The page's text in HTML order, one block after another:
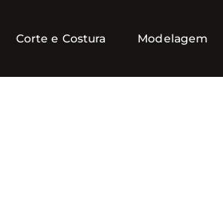
Corte e Costura Modelagem